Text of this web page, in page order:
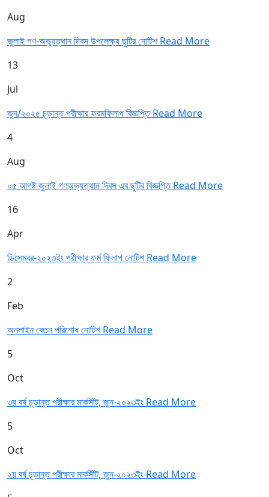
Aug
জুলাই গণ-অভ্যুত্থান দিবস উপলেক্ষ্য ছুটির নোটিশRead More
13
Jul
জুন/২০২৫ চূড়ান্ত পরীক্ষার ফরমফিলাপ বিজ্ঞপ্তিRead More
4
Aug
০৫ আগষ্ট জুলাই গণঅভ্যত্থান দিবস এর ছুটির বিজ্ঞপ্তিRead More
16
Apr
ডিসেম্বর-২০২৩ইং পরীক্ষার ফর্ম ফিলাপ নোটিশRead More
2
Feb
অনলাইন বেতন পরিশোধ নোটিশRead More
5
Oct
৩য় বর্ষ চূড়ান্ত পরীক্ষার মার্কসীট, জুন-২০২৩ইং Read More
5
Oct
২য় বর্ষ চূড়ান্ত পরীক্ষার মার্কসীট, জুন-২০২৩ইং Read More